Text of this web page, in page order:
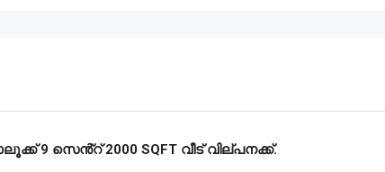
സെൻ്റ് 2000 SQFT വീട് വില്പനക്ക്.